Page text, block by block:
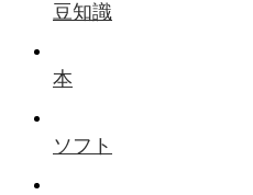
豆知識
本
ソフト